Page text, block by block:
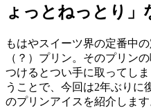
ょっとねっとり」
もはやスイーツ界の定番中
（？）プリン。そのプリン
つけるとつい手に取ってし
うことで、今回は2年ぶりに
のプリンアイスを紹介しま